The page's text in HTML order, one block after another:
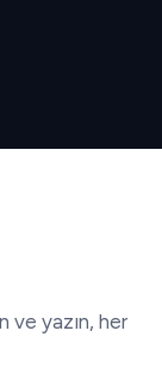
ve yazın, her